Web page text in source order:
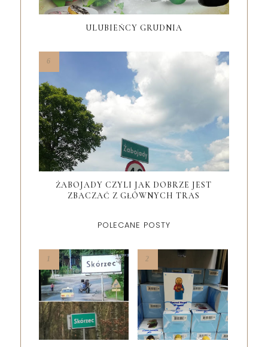
ULUBIEŃCY GRUDNIA
ŻABOJADY CZYLI JAK DOBRZE JEST
ZBACZAĆ Z GŁÓWNYCH TRAS
POLECANE POSTY